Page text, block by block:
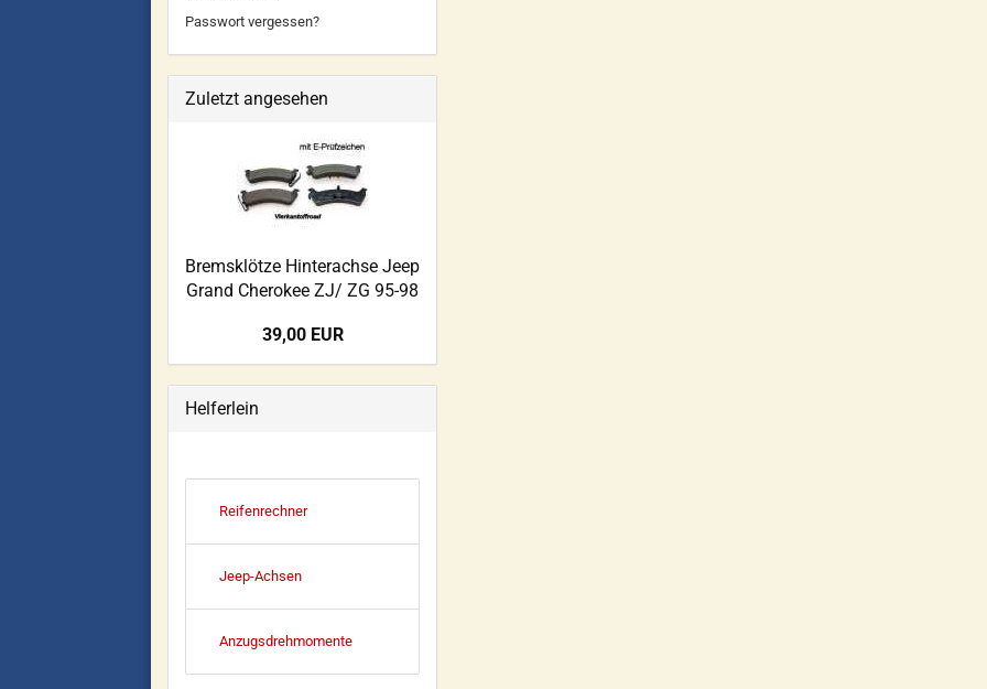
Passwort vergessen?
Zuletzt angesehen
Bremsklötze Hinterachse Jeep
Grand Cherokee ZJ/ ZG 95-98
39,00 EUR
Helferlein
Reifenrechner
Jeep-Achsen
Anzugsdrehmomente